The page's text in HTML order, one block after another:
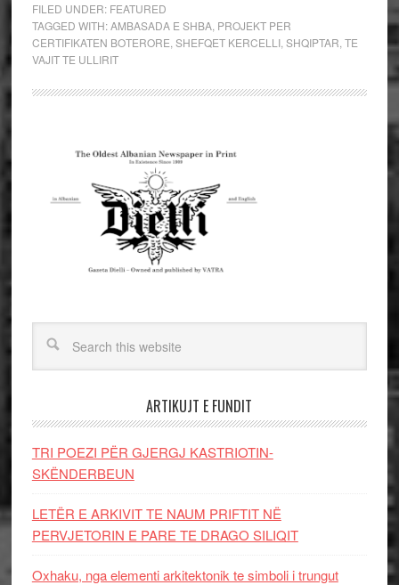
FILED UNDER: FEATURED
TAGGED WITH:AMBASADA E SHBA, PROJEKT PER
CERTIFIKATEN BOTERORE SHEFQET KERCELLI, SHQIPTAR TE
VAJIT TE ULLIRIT
ARTIKUJT E FUNDIT
TRI POEZI PËR GJERGJ KASTRIOTIN-
SKËNDERBEUN
LETËR E ARKIVIT TE NAUM PRIFTIT NË
PERVJETORIN E PARE TE DRAGO SILIQIT
Oxhaku, nga elementi arkitektonik te simboli i trungut